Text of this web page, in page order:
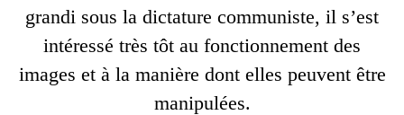
grandi sous la dictature communiste, il s’est
intéressé très tôt au fonctionnement des
images et à la manière dont elles peuvent être
manipulées.